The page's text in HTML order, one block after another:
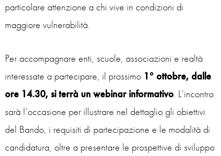
particolare attenzione a chi vive in condizioni di
maggiore vulnerabilità.
Per accompagnare enti, scuole, associazioni e realtà
interessate a partecipare, il prossimo 1° ottobre, dalle
ore 14.30, si terrà un webinar informativo. L’incontro
sarà l’occasione per illustrare nel dettaglio gli obiettivi
del Bando, i requisiti di partecipazione e le modalità di
candidatura, oltre a presentare le prospettive di sviluppo